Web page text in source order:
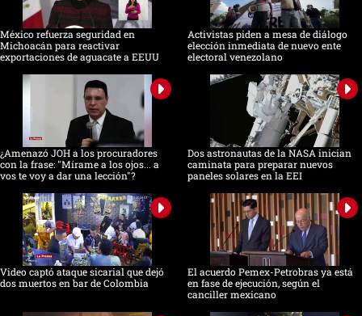
México refuerza seguridad en
Michoacán para reactivar
exportaciones de aguacate a EEUU
Activistas piden a mesa de diálogo
elección inmediata de nuevo ente
electoral venezolano
¿Amenazó JOH a los procuradores
con la frase: "Mírame a los ojos... a
vos te voy a dar una lección"?
Dos astronautas de la NASA inician
caminata para preparar nuevos
paneles solares en la EEI
Video captó ataque sicarial que dejó
dos muertos en bar de Colombia
El acuerdo Pemex-Petrobras ya está
en fase de ejecución, según el
canciller mexicano